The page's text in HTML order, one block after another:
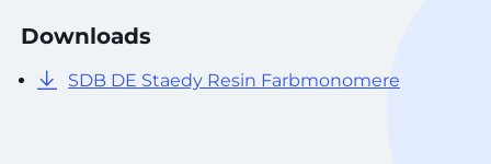
Downloads
SDB DE Staedy Resin Farbmonomere